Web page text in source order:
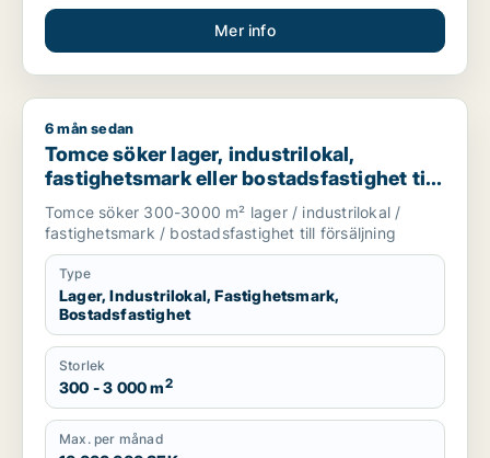
Mer info
Tomce söker lager, industrilokal, fastighetsmark eller
6 mån sedan
Tomce söker lager, industrilokal,
fastighetsmark eller bostadsfastighet till
salu i Staffanstorp, Burlöv eller Vellinge
m.fl.
Tomce söker 300-3000 m² lager / industrilokal /
fastighetsmark / bostadsfastighet till försäljning
Type
Lager, Industrilokal, Fastighetsmark,
Bostadsfastighet
Storlek
300 - 3 000 m2
Max. per månad